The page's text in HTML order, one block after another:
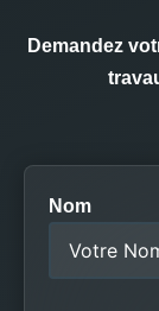
Demandez
Nom